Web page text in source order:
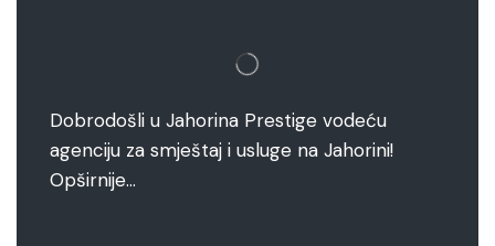
Dobrodošli u Jahorina Prestige vodeću
agenciju za smještaj i usluge na Jahorini!
Opširnije…